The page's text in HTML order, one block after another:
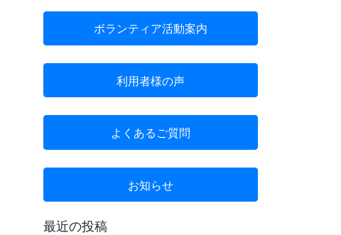
ボランティア活動案内
利用者様の声
よくあるご質問
お知らせ
最近の投稿